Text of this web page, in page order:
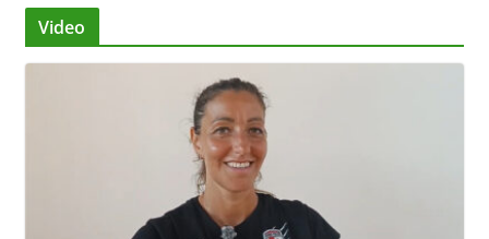
Video